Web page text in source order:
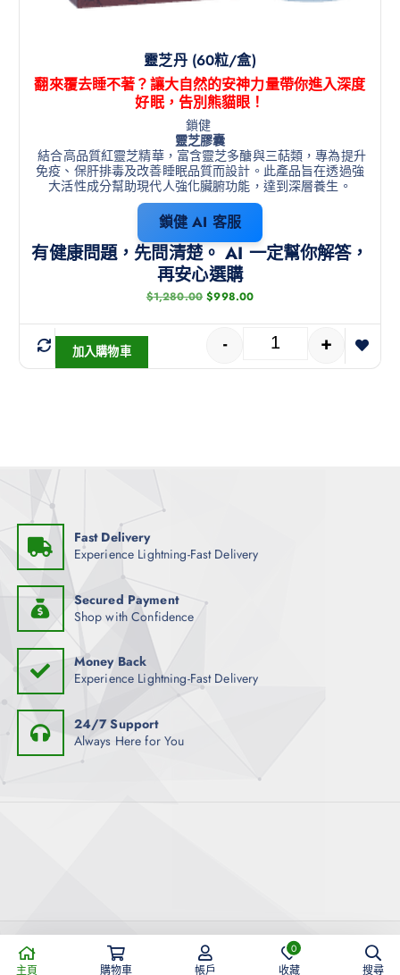
靈芝丹 (60粒/盒)
翻來覆去睡不著？讓大自然的安神力量帶你進入深度
好眠，告別熊貓眼！
鎖健
靈芝膠囊
結合高品質紅靈芝精華，富含靈芝多醣與三萜類，專為提升
免疫、保肝排毒及改善睡眠品質而設計 。此產品旨在透過強
大活性成分幫助現代人強化臟腑功能，達到深層養生。
鎖健 AI 客服
有健康問題，先問清楚。 AI 一定幫你解答，
再安心選購
$1,280.00 $998.00
- +
加入購物車
Fast Delivery
Experience Lightning-Fast Delivery
Secured Payment
Shop with Confidence
Money Back
Experience Lightning-Fast Delivery
24/7 Support
Always Here for You
Copyright © 2026 AMIGOSKINGDOM 老友王國健康購物平台 |
Powered by META POST DIGITAL MEDIA
主頁 購物車 帳戶
0
收藏 搜尋